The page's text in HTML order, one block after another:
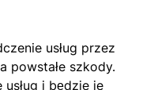
usług przez
powstałe szkody.
i będzie je